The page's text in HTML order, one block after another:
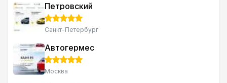
Петровский
Санкт-Петербург
Автогермес
Москва